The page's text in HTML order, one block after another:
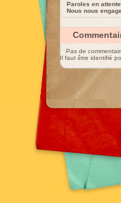
Paroles en
Nous nous
Pas de
Il faut être identifié